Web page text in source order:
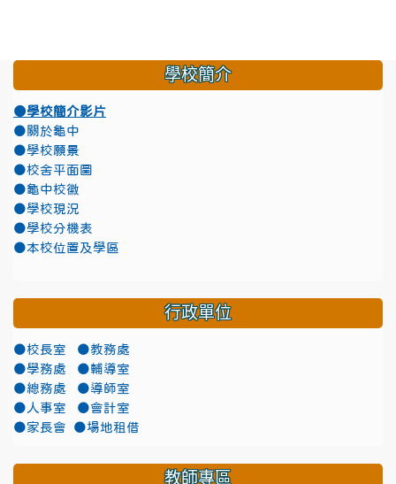
學校簡介
●學校簡介影片
●關於龜中
●學校願景
●校舍平面圖
●龜中校徽
●學校現況
●學校分機表
●本校位置及學區
行政單位
●校長室
●教務處
●學務處
●輔導室
●總務處
●導師室
●人事室
●會計室
●家長會
●場地租借
教師專區